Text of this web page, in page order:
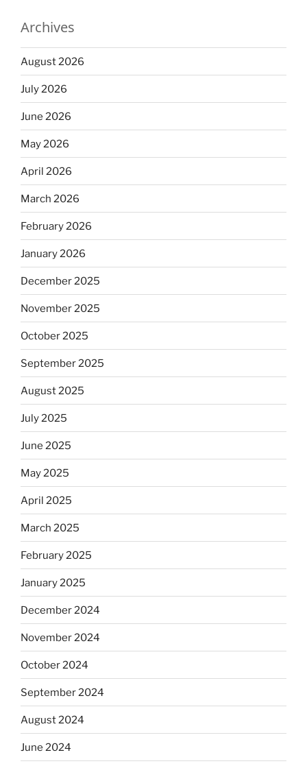
Archives
August 2026
July 2026
June 2026
May 2026
April 2026
March 2026
February 2026
January 2026
December 2025
November 2025
October 2025
September 2025
August 2025
July 2025
June 2025
May 2025
April 2025
March 2025
February 2025
January 2025
December 2024
November 2024
October 2024
September 2024
August 2024
June 2024